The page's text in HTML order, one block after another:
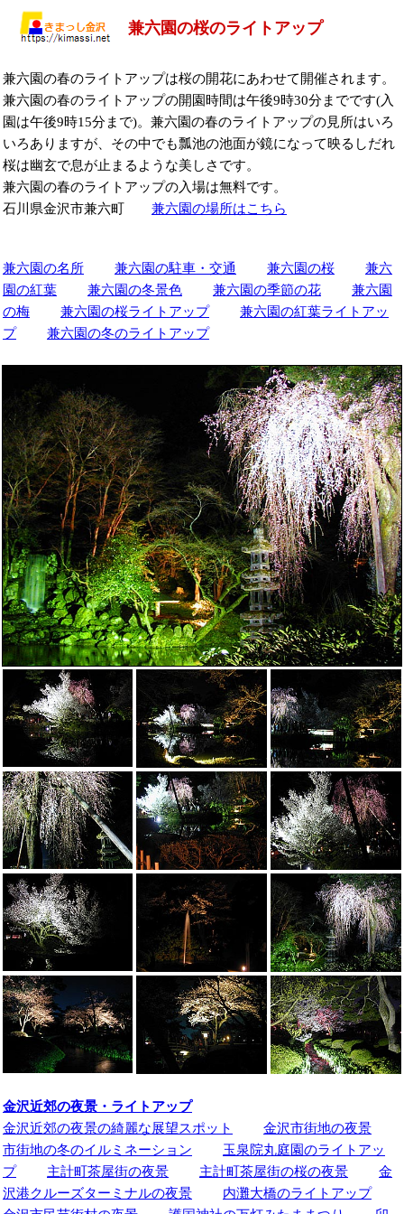
兼六園の桜のライトアップ
兼六園の春のライトアップは桜の開花にあわせて開催されます。
兼六園の春のライトアップの開園時間は午後9時30分までです(入
園は午後9時15分まで)。兼六園の春のライトアップの見所はいろ
いろありますが、その中でも瓢池の池面が鏡になって映るしだれ
桜は幽玄で息が止まるような美しさです。
兼六園の春のライトアップの入場は無料です。
石川県金沢市兼六町 兼六園の場所はこちら
兼六園の名所 兼六園の駐車・交通 兼六園の桜
兼六
園の紅葉
兼六園の冬景色 兼六園の季節の花
兼六園
の梅
兼六園の桜ライトアップ
兼六園の紅葉ライトアッ
プ
兼六園の冬のライトアップ
金沢近郊の夜景・ライトアップ
金沢近郊の夜景の綺麗な展望スポット
金沢市街地の夜景
市街地の冬のイルミネーション
玉泉院丸庭園のライトアッ
プ
主計町茶屋街の夜景 主計町茶屋街の桜の夜景
金
沢港クルーズターミナルの夜景
内灘大橋のライトアップ